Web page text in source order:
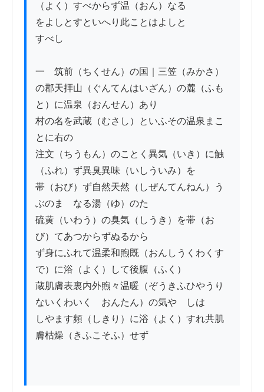
（よく）すべからず温（おん）なる
をよしとすといへり此ことはよしと
すべし
一　筑前（ちくせん）の国｜三笠（みかさ）
の郡天拝山（ぐんてんはいざん）の麓（ふも
と）に温泉（おんせん）あり
村の名を武蔵（むさし）といふその温泉まこ
とに右の
注文（ちうもん）のことく異気（いき）に触
（ふれ）ず異臭異味（いしういみ）を
帯（おび）ず自然天然（しぜんてんねん）う
ぶのまゝなる湯（ゆ）のたゞ
硫黄（いわう）の臭気（しうき）を帯（お
び）てあつからずぬるから
ず身にふれて温柔和煦既（おんしうくわくす
で）に浴（よく）して後腹（ふく）
蔵肌膚表裏内外煦々温暖（ぞうきふひやうり
ないくわいくゝおんたん）の気やゝしは
しやます頻（しきり）に浴（よく）すれ共肌
膚枯燥（きふこそふ）せず